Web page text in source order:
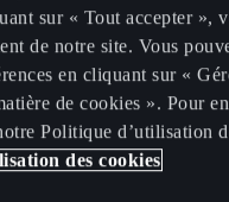
150 DSG7 (mHEV)
€ /mois
sur « Tout accepter »,
de notre site. Vous
en cliquant sur «
de cookies ». Pour
Politique d’utilisation
des cookies